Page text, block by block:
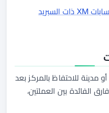
حسابات XM ذات السبريد
مدينة للاحتفاظ بالمركز بعد
الفائدة بين العملتين،